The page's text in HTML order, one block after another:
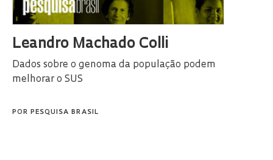
Leandro Machado Colli
Dados sobre o genoma da população podem
melhorar o SUS
POR PESQUISA BRASIL